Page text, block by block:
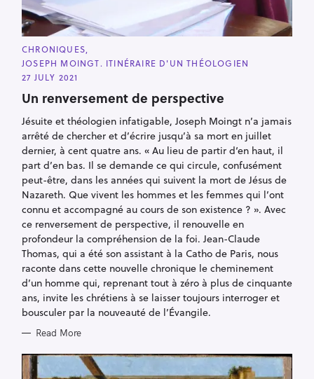
C
A
T
E
O
R
E
CHRONIQUES
JOSEPH MOINGT. ITINÉRAIRE D'UN THÉOLOGIEN
27 JULY 2021
Un renversement de perspective
Jésuite et théologien infatigable, Joseph Moingt n’a jamais
arrêté de chercher et d’écrire jusqu’à sa mort en juillet
dernier, à cent quatre ans. « Au lieu de partir d‘en haut, il
part d’en bas. Il se demande ce qui circule, confusément
peut-être, dans les années qui suivent la mort de Jésus de
Nazareth. Que vivent les hommes et les femmes qui l’ont
connu et accompagné au cours de son existence ? ». Avec
ce renversement de perspective, il renouvelle en
profondeur la compréhension de la foi. Jean-Claude
Thomas, qui a été son assistant à la Catho de Paris, nous
raconte dans cette nouvelle chronique le cheminement
d’un homme qui, reprenant tout à zéro à plus de cinquante
ans, invite les chrétiens à se laisser toujours interroger et
bousculer par la nouveauté de l’Évangile.
Read More